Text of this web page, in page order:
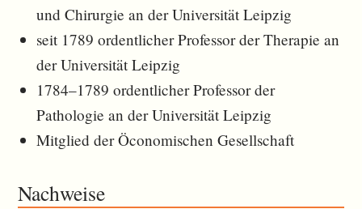
und Chirurgie an der Universität Leipzig
seit 1789 ordentlicher Professor der Therapie an
der Universität Leipzig
1784–1789 ordentlicher Professor der
Pathologie an der Universität Leipzig
Mitglied der Öconomischen Gesellschaft
Nachweise